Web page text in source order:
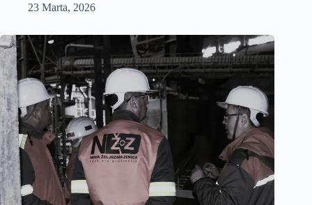
23 Marta, 2026